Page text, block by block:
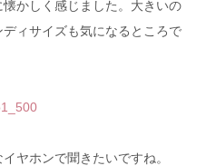
かしく感じました。大きいの
ィサイズも気になるところで
ヤホンで聞きたいですね。